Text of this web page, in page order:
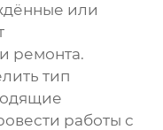
или
ремонта.
тип
работы с